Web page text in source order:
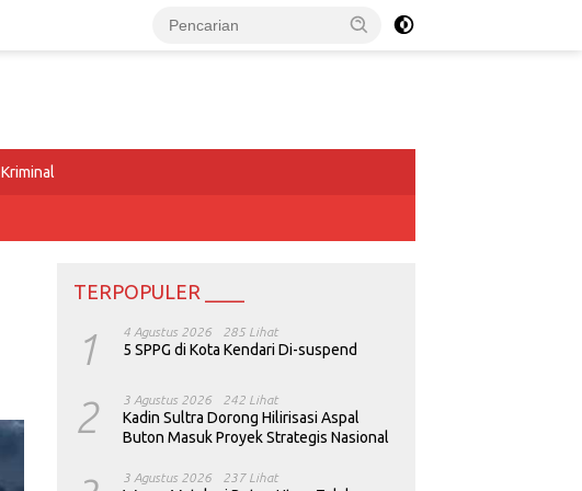
Kriminal
TERPOPULER ____
1 4 Agustus 2026 285 Lihat
5 SPPG di Kota Kendari Di-suspend
2 3 Agustus 2026 242 Lihat
Kadin Sultra Dorong Hilirisasi Aspal
Buton Masuk Proyek Strategis Nasional
3 Agustus 2026 237 Lihat